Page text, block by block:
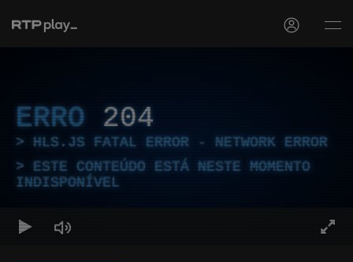
ERRO 204
HLS.JS FATAL ERROR - NETWORK ERROR
ESTE CONTEÚDO ESTÁ NESTE MOMENTO
INDISPONÍVEL